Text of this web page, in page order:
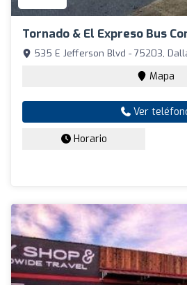
Tornado & El Expreso Bus
535 E Jefferson Blvd - 75203,
Mapa
Ver
Horario